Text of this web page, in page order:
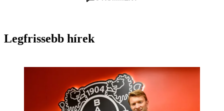
Legfrissebb hírek